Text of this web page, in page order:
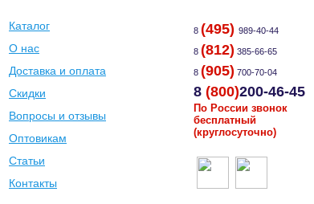
Каталог
О нас
Доставка и оплата
Скидки
Вопросы и отзывы
Оптовикам
Статьи
Контакты
8 (495) 989-40-44
8 (812) 385-66-65
8 (905) 700-70-04
8 (800)200-46-45
По России звонок
бесплатный
(круглосуточно)